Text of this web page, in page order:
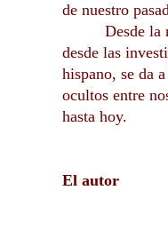
de nuestro
Desde la
desde las
hispano, se da
ocultos entre
hasta hoy.
El autor